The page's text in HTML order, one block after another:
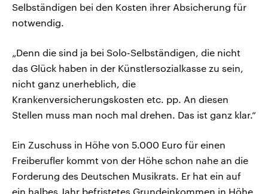
Selbständigen bei den Kosten ihrer Absicherung für
notwendig.
„Denn die sind ja bei Solo-Selbständigen, die nicht
das Glück haben in der Künstlersozialkasse zu sein,
nicht ganz unerheblich, die
Krankenversicherungskosten etc. pp. An diesen
Stellen muss man noch mal drehen. Das ist ganz klar.“
Ein Zuschuss in Höhe von 5.000 Euro für einen
Freiberufler kommt von der Höhe schon nahe an die
Forderung des Deutschen Musikrats. Er hat ein auf
ein halbes Jahr befristetes Grundeinkommen in Höhe